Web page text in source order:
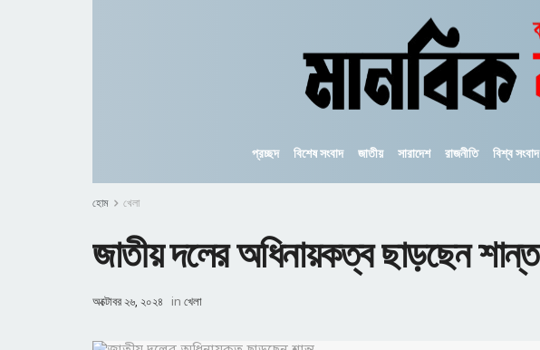
প্রচ্ছদ বিশেষ সংবাদ জাতীয় সারাদেশ রাজনীতি বিশ্ব সংবাদ
হোম খেলা
জাতীয় দলের অধিনায়কত্ব ছাড়ছেন শান্ত
অক্টোবর ২৬, ২০২৪ in খেলা